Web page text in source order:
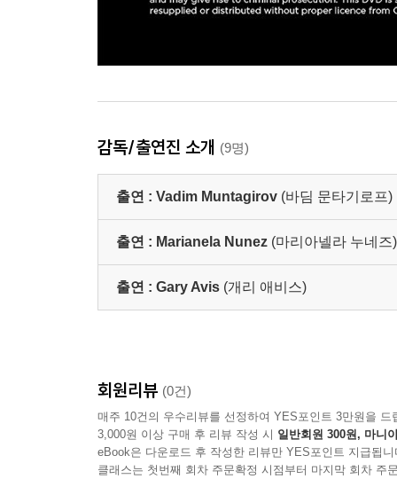
감독/출연진 소개 (9명)
출연 : Vadim Muntagirov (바딤 문타기로프)
출연 : Marianela Nunez (마리아넬라 누네즈)
출연 : Gary Avis (개리 애비스)
회원리뷰 (0건)
매주 10건의 우수리뷰를 선정하여 YES포인트 3만원을 드
3,000원 이상 구매 후 리뷰 작성 시 일반회원 300원, 마니
eBook은 다운로드 후 작성한 리뷰만 YES포인트 지급됩니
클래스는 첫번째 회차 주문확정 시점부터 마지막 회차 주